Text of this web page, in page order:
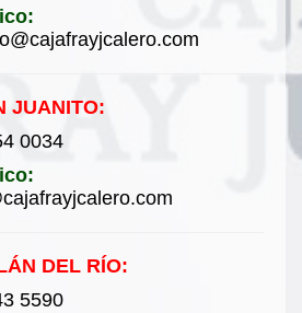
JUANITO:
0034
DEL RÍO:
5590